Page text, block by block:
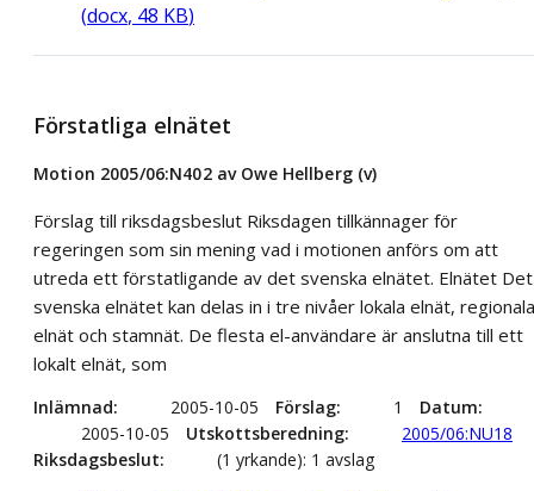
(docx, 48 KB)
Förstatliga elnätet
Motion 2005/06:N402 av Owe Hellberg (v)
Förslag till riksdagsbeslut Riksdagen tillkännager för
regeringen som sin mening vad i motionen anförs om att
utreda ett förstatligande av det svenska elnätet. Elnätet Det
svenska elnätet kan delas in i tre nivåer lokala elnät, regionala
elnät och stamnät. De flesta el-användare är anslutna till ett
lokalt elnät, som
Inlämnad 2005-10-05 Förslag 1
Datum
2005-10-05
Utskottsberedning
2005/06:NU18
Riksdagsbeslut
(1 yrkande): 1 avslag